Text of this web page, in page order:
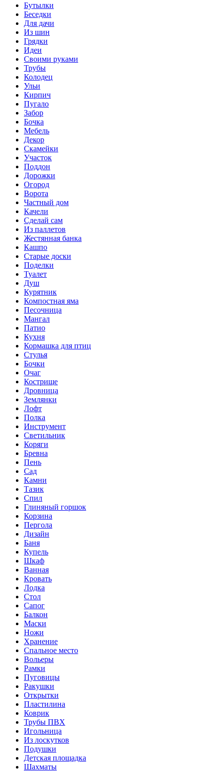
Бутылки
Беседки
Для дачи
Из шин
Грядки
Идеи
Своими руками
Трубы
Колодец
Ульи
Кирпич
Пугало
Забор
Бочка
Мебель
Декор
Скамейки
Участок
Поддон
Дорожки
Огород
Ворота
Частный дом
Качели
Сделай сам
Из паллетов
Жестянная банка
Кашпо
Старые доски
Поделки
Туалет
Душ
Курятник
Компостная яма
Песочница
Мангал
Патио
Кухня
Кормашка для птиц
Стулья
Бочки
Очаг
Кострище
Дровница
Землянки
Лофт
Полка
Инструмент
Светильник
Коряги
Бревна
Пень
Сад
Камни
Тазик
Спил
Глиняный горшок
Корзина
Пергола
Дизайн
Баня
Купель
Шкаф
Ванная
Кровать
Лодка
Стол
Сапог
Балкон
Маски
Ножи
Хранение
Спальное место
Вольеры
Рамки
Пуговицы
Ракушки
Открытки
Пластилина
Коврик
Трубы ПВХ
Игольница
Из лоскутков
Подушки
Детская площадка
Шахматы